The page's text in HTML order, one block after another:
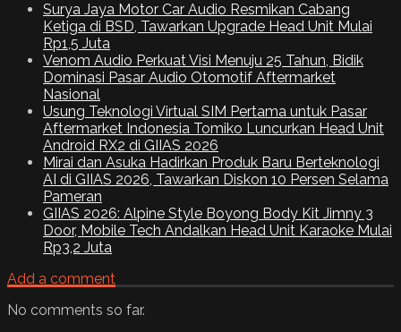
Surya Jaya Motor Car Audio Resmikan Cabang
Ketiga di BSD, Tawarkan Upgrade Head Unit Mulai
Rp1,5 Juta
Venom Audio Perkuat Visi Menuju 25 Tahun, Bidik
Dominasi Pasar Audio Otomotif Aftermarket
Nasional
Usung Teknologi Virtual SIM Pertama untuk Pasar
Aftermarket Indonesia Tomiko Luncurkan Head Unit
Android RX2 di GIIAS 2026
Mirai dan Asuka Hadirkan Produk Baru Berteknologi
AI di GIIAS 2026, Tawarkan Diskon 10 Persen Selama
Pameran
GIIAS 2026: Alpine Style Boyong Body Kit Jimny 3
Door, Mobile Tech Andalkan Head Unit Karaoke Mulai
Rp3,2 Juta
Add a comment
No comments so far.